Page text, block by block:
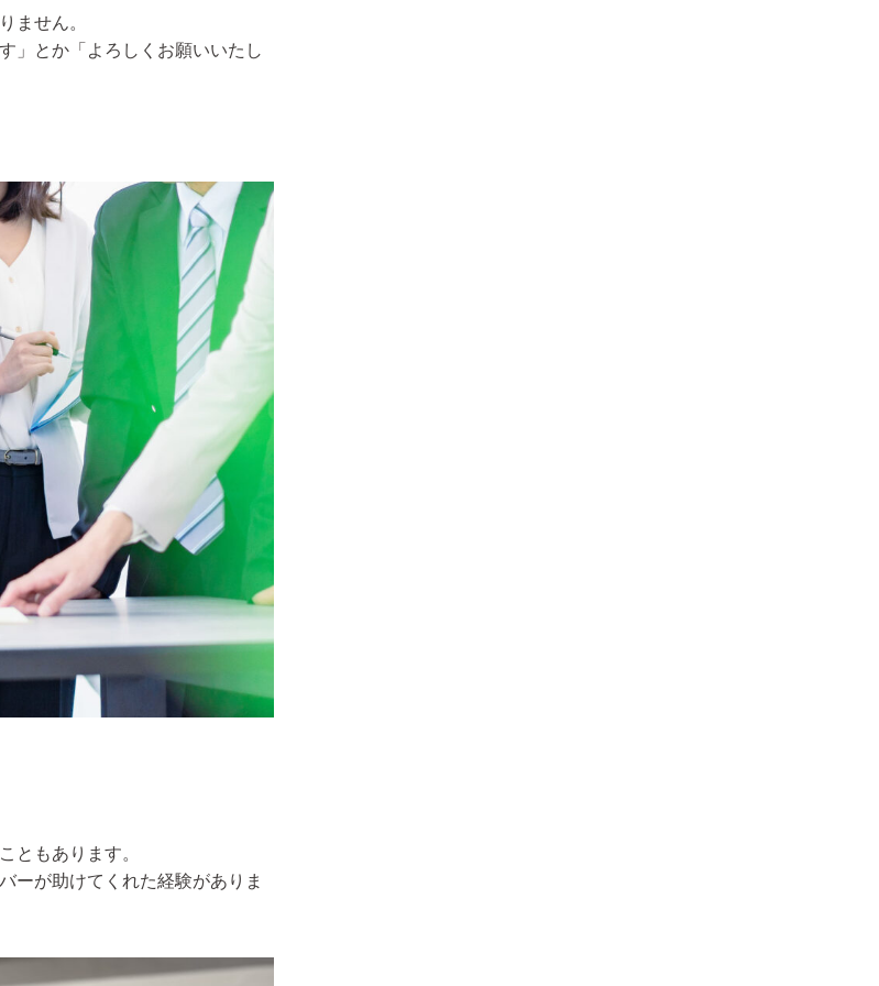
ません。
」とか「よろしくお願いいたし
ともあります。
ーが助けてくれた経験がありま